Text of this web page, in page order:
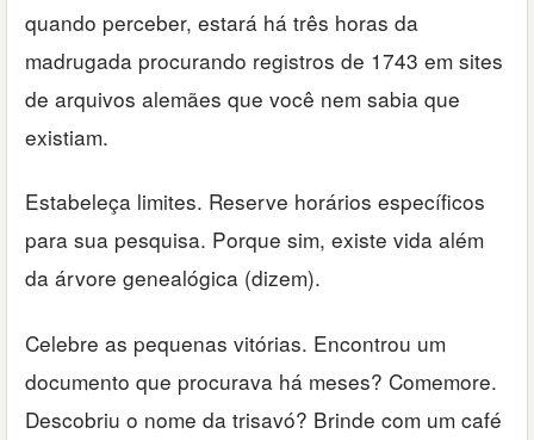
quando perceber, estará há três horas da
madrugada procurando registros de 1743 em sites
de arquivos alemães que você nem sabia que
existiam.
Estabeleça limites. Reserve horários específicos
para sua pesquisa. Porque sim, existe vida além
da árvore genealógica (dizem).
Celebre as pequenas vitórias. Encontrou um
documento que procurava há meses? Comemore.
Descobriu o nome da trisavó? Brinde com um café